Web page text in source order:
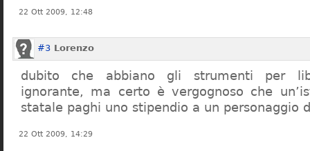
22 Ott 2009, 12:48
#3 Lorenzo
dubito che abbiano gli strumenti per
ignorante, ma certo è vergognoso che
statale paghi uno stipendio a un personaggio
22 Ott 2009, 14:29